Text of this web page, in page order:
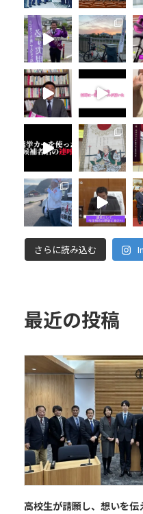
さらに読み込む
最近の投稿
高校生が請願し、想いを伝